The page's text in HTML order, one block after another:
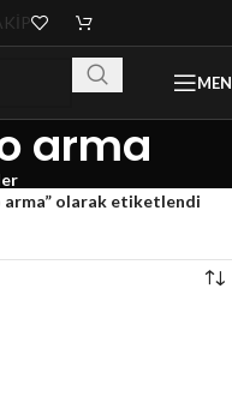
arma
arma” olarak etiketlendi